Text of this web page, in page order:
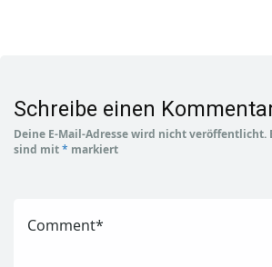
Schreibe einen
Deine E-Mail-Adresse wird nicht veröffentlicht.
sind mit* markiert